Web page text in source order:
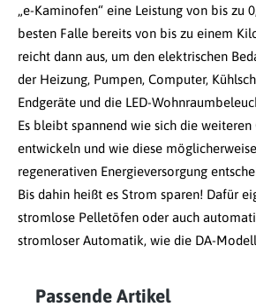
„e-Kaminofen“ eine Leistung von bis zu
besten Falle bereits von bis zu einem
reicht dann aus, um den elektrischen
der Heizung, Pumpen, Computer,
Endgeräte und die LED-
Es bleibt spannend wie sich die
entwickeln und wie diese
regenerativen Energieversorgung
Bis dahin heißt es Strom sparen! Dafür
stromlose Pelletöfen oder auch
stromloser Automatik, wie die DA-
Produktgalerie überspringen
Passende Artikel